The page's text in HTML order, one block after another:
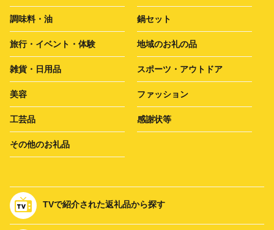
調味料・油 鍋セット
旅行・イベント・体験 地域のお礼の品
雑貨・日用品 スポーツ・アウトドア
美容 ファッション
工芸品 感謝状等
その他のお礼品
TVで紹介された返礼品から探す